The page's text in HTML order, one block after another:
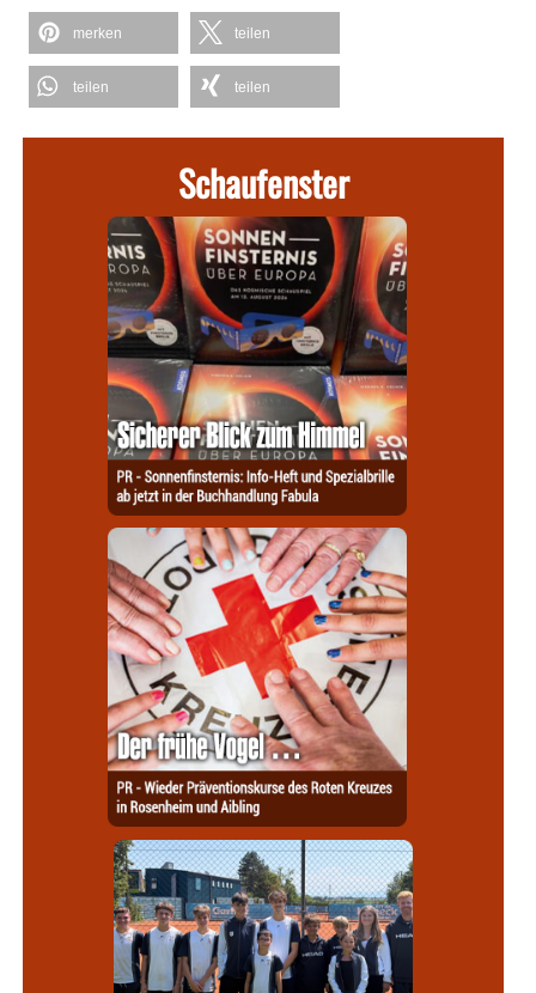
merken teilen
teilen teilen
Schaufenster